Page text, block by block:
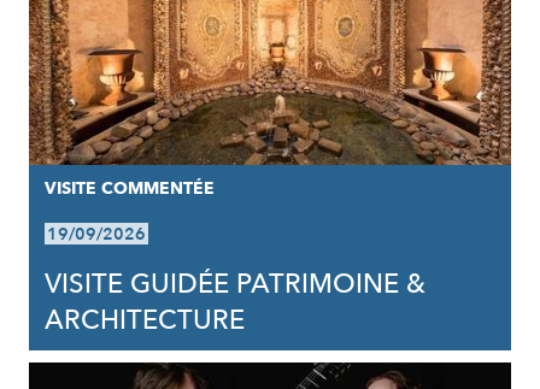
VISITE COMMENTÉE
19/09/2026
VISITE GUIDÉE PATRIMOINE &
ARCHITECTURE